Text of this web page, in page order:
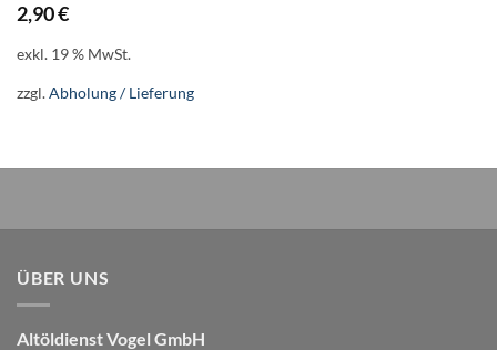
2,90€
exkl. 19 % MwSt.
zzgl.Abholung / Lieferung
ÜBER UNS
Altöldienst Vogel GmbH